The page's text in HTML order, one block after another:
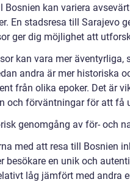
Bosnien kan variera
En stadsresa till Sarajevo
ger dig möjlighet att
kan vara mer
andra är mer historiska
från olika epoker. Det är
och förväntningar för att få
genomgång av för- och
med att resa till Bosnien
besökare en unik och
låg jämfört med andra